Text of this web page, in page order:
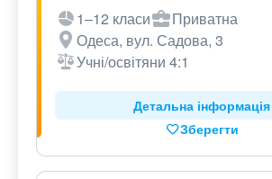
1–12 класи
Приватна
Одеса, вул. Садова, 3
Учні/освітяни 4:1
Детальна інформація
Зберегти